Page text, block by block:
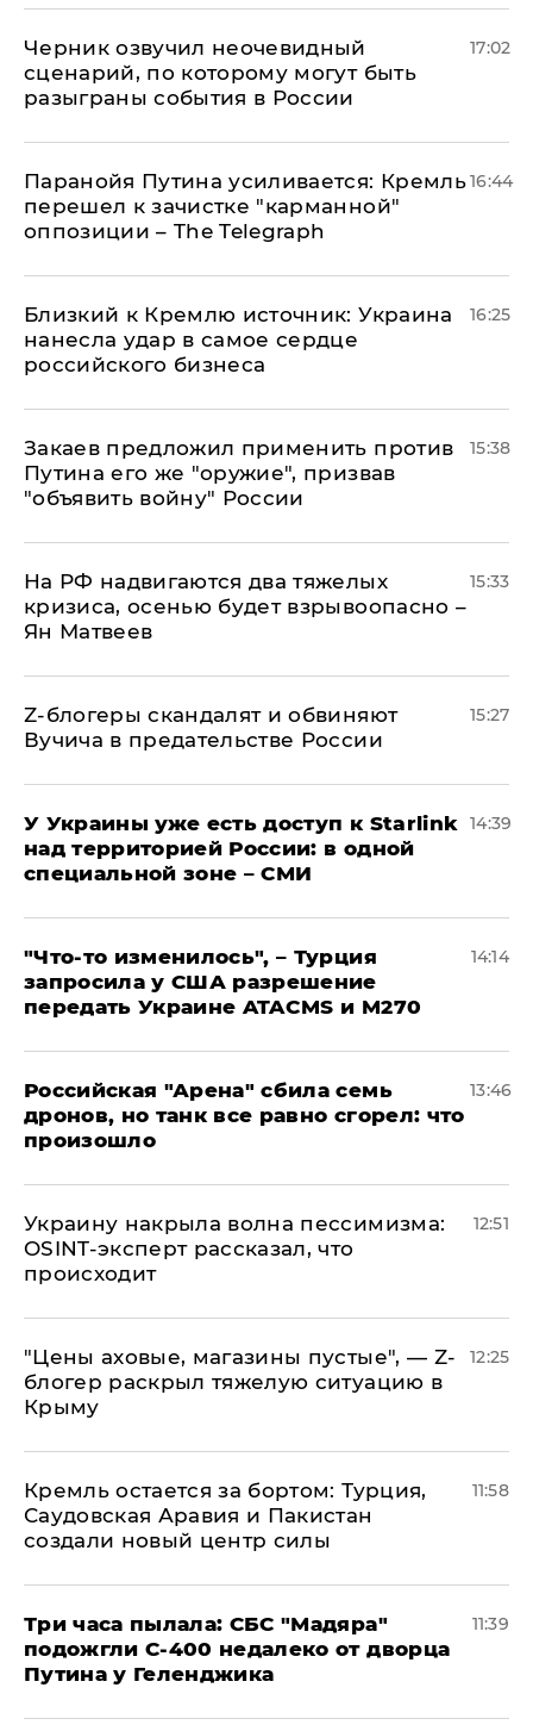
Черник озвучил неочевидный
сценарий, по которому могут быть
разыграны события в России
17:02
Паранойя Путина усиливается: Кремль
перешел к зачистке "карманной"
оппозиции – The Telegraph
16:44
Близкий к Кремлю источник: Украина
нанесла удар в самое сердце
российского бизнеса
16:25
Закаев предложил применить против
Путина его же "оружие", призвав
"объявить войну" России
15:38
На РФ надвигаются два тяжелых
кризиса, осенью будет взрывоопасно –
Ян Матвеев
15:33
Z-блогеры скандалят и обвиняют
Вучича в предательстве России
15:27
У Украины уже есть доступ к Starlink
над территорией России: в одной
специальной зоне – СМИ
14:39
​"Что-то изменилось", – Турция
запросила у США разрешение
передать Украине ATACMS и M270
14:14
​Российская "Арена" сбила семь
дронов, но танк все равно сгорел: что
произошло
13:46
​Украину накрыла волна пессимизма:
OSINT-эксперт рассказал, что
происходит
12:51
​"Цены аховые, магазины пустые", — Z-
блогер раскрыл тяжелую ситуацию в
Крыму
12:25
​Кремль остается за бортом: Турция,
Саудовская Аравия и Пакистан
создали новый центр силы
11:58
Три часа пылала: СБС "Мадяра"
подожгли С-400 недалеко от дворца
Путина у Геленджика
11:39